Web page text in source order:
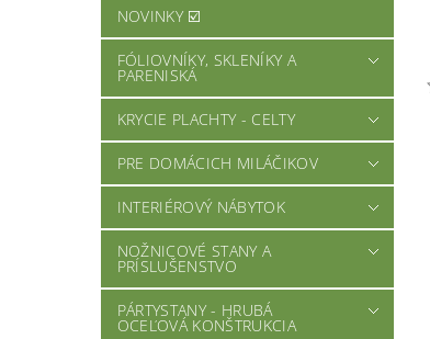
NOVINKY ☑️
FÓLIOVNÍKY, SKLENÍKY A
PARENISKÁ
KRYCIE PLACHTY - CELTY
PRE DOMÁCICH MILÁČIKOV
INTERIÉROVÝ NÁBYTOK
NOŽNICOVÉ STANY A
PRÍSLUŠENSTVO
PÁRTYSTANY - HRUBÁ
OCEĽOVÁ KONŠTRUKCIA